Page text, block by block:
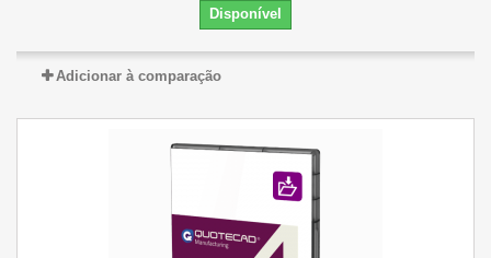
Disponível
Adicionar à comparação